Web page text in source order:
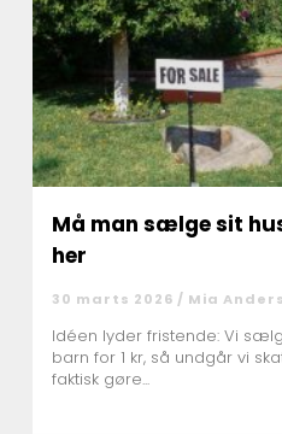
Må man sælge sit
her
30 marts 2026 / Mia
Idéen lyder fristende: Vi
barn for 1 kr, så undgår vi
faktisk gøre...